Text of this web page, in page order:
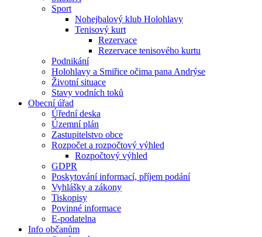
Sport
Nohejbalový klub Holohlavy
Tenisový kurt
Rezervace
Rezervace tenisového kurtu
Podnikání
Holohlavy a Smiřice očima pana Andrýse
Životní situace
Stavy vodních toků
Obecní úřad
Úřední deska
Územní plán
Zastupitelstvo obce
Rozpočet a rozpočtový výhled
Rozpočtový výhled
GDPR
Poskytování informací, příjem podání
Vyhlášky a zákony
Tiskopisy
Povinné informace
E-podatelna
Info občanům